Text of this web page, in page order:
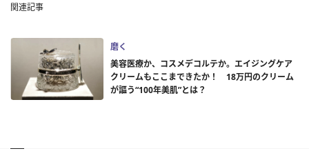
関連記事
磨く
美容医療か、コスメデコルテか。エイジングケア
クリームもここまできたか！ 18万円のクリーム
が謳う“100年美肌”とは？